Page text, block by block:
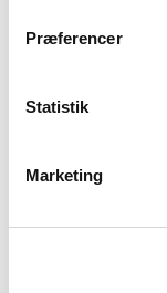
Præferencer
Statistik
Marketing
fra ende
mave- og